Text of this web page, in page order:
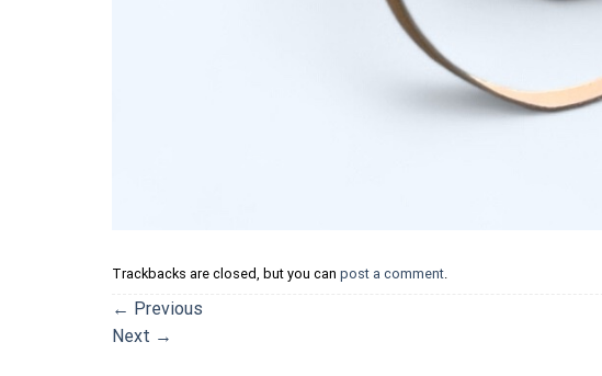
Trackbacks are closed, but you can post a comment.
← Previous
Next →